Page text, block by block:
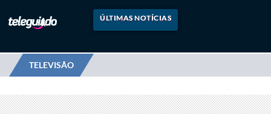
ÚLTIMAS NOTÍCIAS
TELEVISÃO